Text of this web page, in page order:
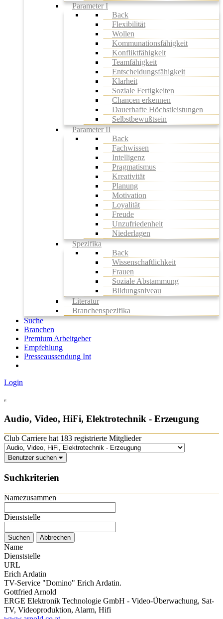
Parameter I
Back
Flexibilität
Wollen
Kommunationsfähigkeit
Konfliktfähigkeit
Teamfähigkeit
Entscheidungsfähigkeit
Klarheit
Soziale Fertigkeiten
Chancen erkennen
Dauerhafte Höchstleistungen
Selbstbewußtsein
Parameter II
Back
Fachwissen
Intelligenz
Pragmatismus
Kreativität
Planung
Motivation
Loyalität
Freude
Unzufriedenheit
Niederlagen
Spezifika
Back
Wissenschaftlichkeit
Frauen
Soziale Abstammung
Bildungsniveau
Literatur
Branchenspezifika
Suche
Branchen
Premium Arbeitgeber
Empfehlung
Presseaussendung Int
Login
Audio, Video, HiFi, Elektrotechnik - Erzeugung
Club Carriere hat 183 registrierte Mitglieder
Benutzer suchen
Suchkriterien
Namezusammen
Dienststelle
Name
Dienststelle
URL
Erich Ardatin
TV-Service "Domino" Erich Ardatin.
Gottfried Arnold
ERGE Elektronik Technologie GmbH - Video-Überwachung, Sat-
TV, Videoproduktion, Alarm, Hifi